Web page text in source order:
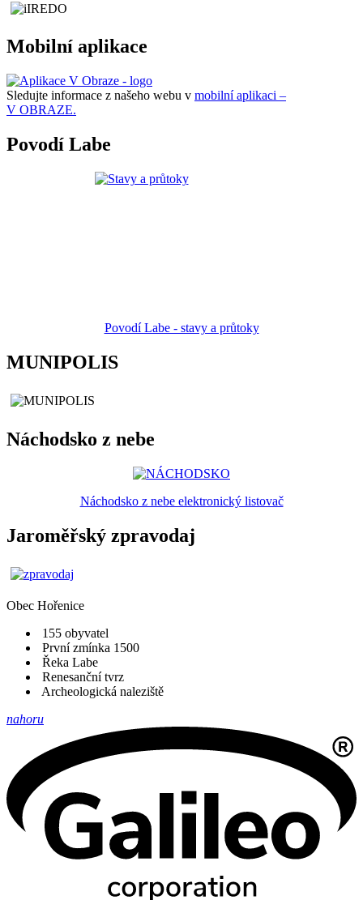
Mobilní aplikace
Sledujte informace z našeho webu v mobilní aplikaci –
V OBRAZE.
Povodí Labe
Povodí Labe - stavy a průtoky
MUNIPOLIS
Náchodsko z nebe
Náchodsko z nebe elektronický listovač
Jaroměřský zpravodaj
Obec Hořenice
155 obyvatel
První zmínka 1500
Řeka Labe
Renesanční tvrz
Archeologická naleziště
nahoru